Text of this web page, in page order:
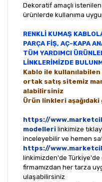
Dekoratif amaçlı
ürünlerde kullanıma
RENKLİ KUMAŞ
PARÇA FİŞ, AÇ-KAPA
TÜM YARDIMCI
LİNKLERİMİZDE
Kablo ile
ortak satış sitemiz
alabilirsiniz
Ürün linkleri
https://
modelleri linkimize
inceleyebilir ve hemen
https://
linkimizden'de
firmamızdan her tarza
ulaşabilirsiniz